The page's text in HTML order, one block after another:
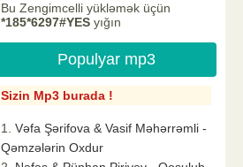
Bu Zengimcelli yükləmək üçün
*185*6297#YES yığın
Populyar mp3
Sizin Mp3 burada !
Vəfa Şərifova & Vasif Məhərrəmli -
Qəmzələrin Oxdur